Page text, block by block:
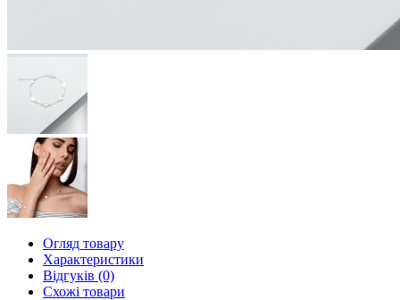
Огляд товару
Характеристики
Відгуків (0)
Схожі товари